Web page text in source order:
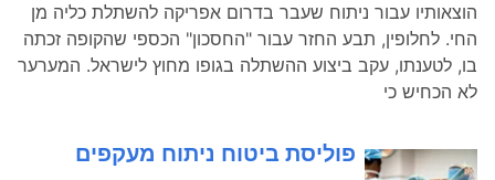
הוצאותיו עבור ניתוח שעבר בדרום אפריקה להשתלת כליה מן
החי. לחלופין, תבע החזר עבור "החסכון" הכספי שהקופה זכתה
בו, לטענתו, עקב ביצוע ההשתלה בגופו מחוץ לישראל. המערער
לא הכחיש כי
פוליסת ביטוח ניתוח מעקפים